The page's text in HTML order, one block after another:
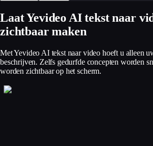
Laat Yevideo AI tekst naar
zichtbaar maken
Met Yevideo AI tekst naar video hoeft u alleen
beschrijven. Zelfs gedurfde concepten worden
worden zichtbaar op het scherm.